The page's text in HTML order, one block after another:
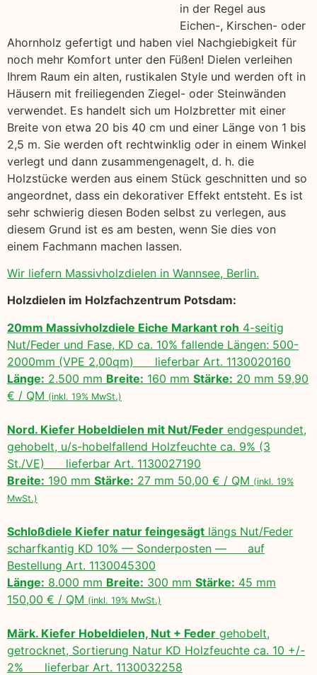
in der Regel aus
Eichen-, Kirschen- oder
Ahornholz gefertigt und haben viel Nachgiebigkeit für
noch mehr Komfort unter den Füßen! Dielen verleihen
Ihrem Raum ein alten, rustikalen Style und werden oft in
Häusern mit freiliegenden Ziegel- oder Steinwänden
verwendet. Es handelt sich um Holzbretter mit einer
Breite von etwa 20 bis 40 cm und einer Länge von 1 bis
2,5 m. Sie werden oft rechtwinklig oder in einem Winkel
verlegt und dann zusammengenagelt, d. h. die
Holzstücke werden aus einem Stück geschnitten und so
angeordnet, dass ein dekorativer Effekt entsteht. Es ist
sehr schwierig diesen Boden selbst zu verlegen, aus
diesem Grund ist es am besten, wenn Sie dies von
einem Fachmann machen lassen.
Wir liefern Massivholzdielen in Wannsee, Berlin.
Holzdielen im Holzfachzentrum Potsdam:
20mm Massivholzdiele Eiche Markant roh 4-seitig
Nut/Feder und Fase, KD ca. 10% fallende Längen: 500-
2000mm (VPE 2,00qm) lieferbar Art. 1130020160
Länge: 2.500 mm Breite: 160 mm Stärke: 20 mm 59,90
€ / QM (inkl. 19% MwSt.)
Nord. Kiefer Hobeldielen mit Nut/Feder endgespundet,
gehobelt, u/s-hobelfallend Holzfeuchte ca. 9% (3
St./VE) lieferbar Art. 1130027190
Breite: 190 mm Stärke: 27 mm 50,00 € / QM (inkl. 19%
MwSt.)
Schloßdiele Kiefer natur feingesägt längs Nut/Feder
scharfkantig KD 10% — Sonderposten — auf
Bestellung Art. 1130045300
Länge: 8.000 mm Breite: 300 mm Stärke: 45 mm
150,00 € / QM (inkl. 19% MwSt.)
Märk. Kiefer Hobeldielen, Nut + Feder gehobelt,
getrocknet, Sortierung Natur KD Holzfeuchte ca. 10 +/-
2% lieferbar Art. 1130032258